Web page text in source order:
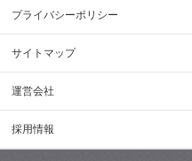
プライバシーポリシー
サイトマップ
運営会社
採用情報